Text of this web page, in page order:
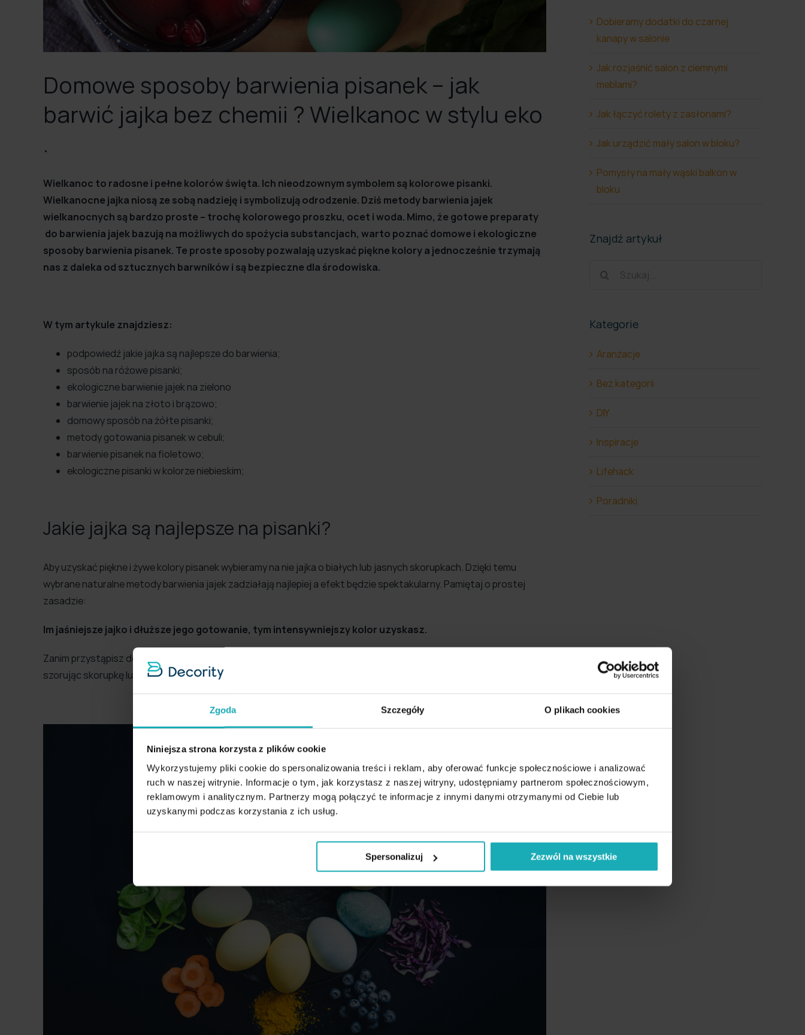
Zgoda Szczegóły O plikach cookies
Niniejsza strona korzysta z plików cookie
Wykorzystujemy pliki cookie do spersonalizowania treści i reklam, aby oferować funkcje społecznościowe i analizować
ruch w naszej witrynie. Informacje o tym, jak korzystasz z naszej witryny, udostępniamy partnerom społecznościowym,
reklamowym i analitycznym. Partnerzy mogą połączyć te informacje z innymi danymi otrzymanymi od Ciebie lub
uzyskanymi podczas korzystania z ich usług.
Spersonalizuj Zezwól na wszystkie
Domowe sposoby barwienia pisanek – jak
barwić jajka bez chemii ? Wielkanoc w stylu eko
.
Wielkanoc to radosne i pełne kolorów święta. Ich nieodzownym symbolem są kolorowe pisanki.
Wielkanocne jajka niosą ze sobą nadzieję i symbolizują odrodzenie. Dziś metody barwienia jajek
wielkanocnych są bardzo proste – trochę kolorowego proszku, ocet i woda. Mimo, że gotowe preparaty
do barwienia jajek bazują na możliwych do spożycia substancjach, warto poznać domowe i ekologiczne
sposoby barwienia pisanek. Te proste sposoby pozwalają uzyskać piękne kolory a jednocześnie trzymają
nas z daleka od sztucznych barwników i są bezpieczne dla środowiska.
W tym artykule znajdziesz:
podpowiedź jakie jajka są najlepsze do barwienia;
sposób na różowe pisanki;
ekologiczne barwienie jajek na zielono
barwienie jajek na złoto i brązowo;
domowy sposób na żółte pisanki;
metody gotowania pisanek w cebuli;
barwienie pisanek na fioletowo;
ekologiczne pisanki w kolorze niebieskim;
Jakie jajka są najlepsze na pisanki?
Aby uzyskać piękne i żywe kolory pisanek wybieramy na nie jajka o białych lub jasnych skorupkach. Dzięki temu
wybrane naturalne metody barwienia jajek zadziałają najlepiej a efekt będzie spektakularny. Pamiętaj o prostej
zasadzie:
Im jaśniejsze jajko i dłuższe jego gotowanie, tym intensywniejszy kolor uzyskasz.
Zanim przystąpisz do barwienia pisanek usuń widoczny na skorupce nadruk producenta. Zrobisz to delikatnie
szorując skorupkę lub przecierając kilka razy octem.
Dobieramy dodatki do czarnej
kanapy w salonie
Jak rozjaśnić salon z ciemnymi
meblami?
Jak łączyć rolety z zasłonami?
Jak urządzić mały salon w bloku?
Pomysły na mały wąski balkon w
bloku
Znajdź artykuł
Kategorie
Aranżacje
Bez kategorii
DIY
Inspiracje
Lifehack
Poradniki